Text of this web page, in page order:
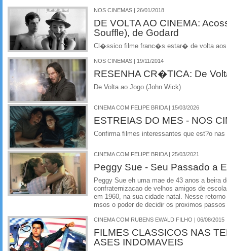
NOS CINEMAS | 26/01/2018
DE VOLTA AO CINEMA:
Souffle), de Godard
Cl�ssico filme franc�s estar� de volta aos
NOS CINEMAS | 19/11/2014
RESENHA CR�TICA: De
De Volta ao Jogo (John Wick)
CINEMA COM FELIPE BRIDA | 15/03/2026
ESTREIAS DO MES - NOS
Confirma filmes interessantes que est?o nas
CINEMA COM FELIPE BRIDA | 25/03/2021
Peggy Sue - Seu Passado a
Peggy Sue eh uma mae de 43 anos a beira
confraternizacao de velhos amigos de
em 1960, na sua cidade natal. Nesse
msos o poder de decidir os proximos
CINEMA COM RUBENS EWALD FILHO | 06/08/2015
FILMES CLASSICOS NAS
ASES INDOMAVEIS